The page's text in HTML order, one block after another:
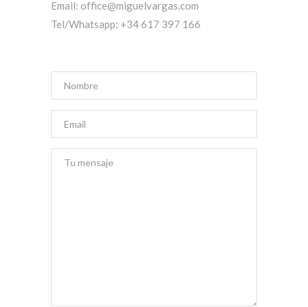
Email: office@miguelvargas.com
Tel/Whatsapp: +34 617 397 166